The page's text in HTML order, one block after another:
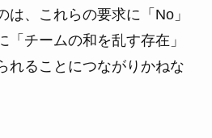
は、これらの要求に「No」
「チームの和を乱す存在」
れることにつながりかねな